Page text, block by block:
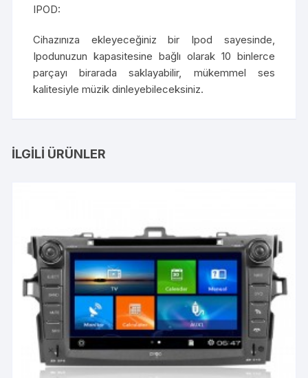
IPOD:
Cihazınıza ekleyeceğiniz bir Ipod sayesinde,
Ipodunuzun kapasitesine bağlı olarak 10 binlerce
parçayı birarada saklayabilir, mükemmel ses
kalitesiyle müzik dinleyebileceksiniz.
İLGILI ÜRÜNLER